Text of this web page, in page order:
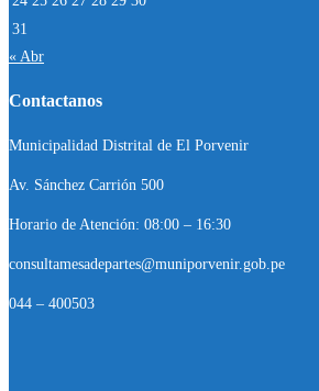
31
« Abr
Contactanos
Municipalidad Distrital de El Porvenir
Av. Sánchez Carrión 500
Horario de Atención: 08:00 – 16:30
consultamesadepartes@muniporvenir.gob.pe
044 – 400503